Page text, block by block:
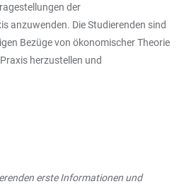
der
anzuwenden. Die Studierenden sind
Bezüge von ökonomischer Theorie
herzustellen und
erste Informationen und